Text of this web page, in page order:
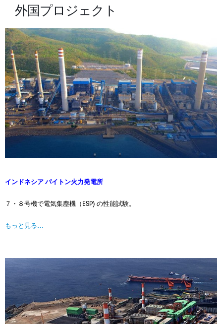
外国プロジェクト
インドネシア パイトン火力発電所
７・８号機で電気集塵機（ESP) の性能試験。
もっと見る…